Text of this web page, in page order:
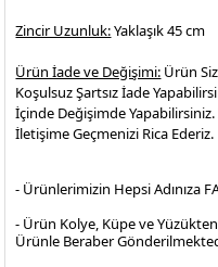
Zincir Uzunluk:Yaklaşık 45 cm
Ürün İade ve Değişimi: Ürün
Koşulsuz Şartsız İade
İçinde Değişimde
İletişime Geçmenizi Rica Ederiz.
- Ürünlerimizin Hepsi Adınıza
- Ürün Kolye, Küpe ve
Ürünle Beraber